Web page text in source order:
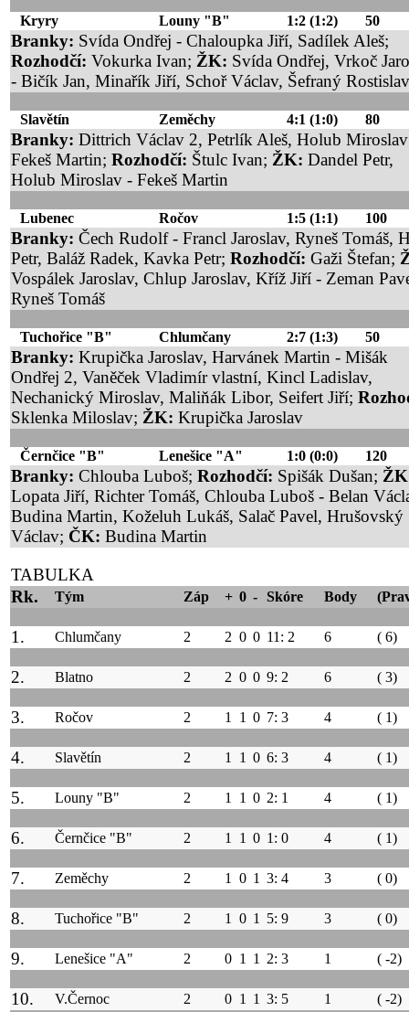
Kryry Louny "B" 1:2 (1:2) 50
Branky: Svída Ondřej - Chaloupka Jiří, Sadílek Aleš;
Rozhodčí: Vokurka Ivan; ŽK: Svída Ondřej, Vrkoč
- Bičík Jan, Minařík Jiří, Schoř Václav, Šefraný Rostislav
Slavětín Zeměchy 4:1 (1:0) 80
Branky: Dittrich Václav 2, Petrlík Aleš, Holub
Fekeš Martin; Rozhodčí: Štulc Ivan; ŽK: Dandel Petr,
Holub Miroslav - Fekeš Martin
Lubenec Ročov 1:5 (1:1) 100
Branky: Čech Rudolf - Francl Jaroslav, Ryneš Tomáš,
Petr, Baláž Radek, Kavka Petr; Rozhodčí: Gaži Štefan;
Vospálek Jaroslav, Chlup Jaroslav, Kříž Jiří - Zeman
Ryneš Tomáš
Tuchořice "B" Chlumčany 2:7 (1:3) 50
Branky: Krupička Jaroslav, Harvánek Martin - Mišák
Ondřej 2, Vaněček Vladimír vlastní, Kincl Ladislav,
Nechanický Miroslav, Maliňák Libor, Seifert Jiří;
Sklenka Miloslav; ŽK: Krupička Jaroslav
Černčice "B" Lenešice "A" 1:0 (0:0) 120
Branky: Chlouba Luboš; Rozhodčí: Spišák Dušan;
Lopata Jiří, Richter Tomáš, Chlouba Luboš - Belan
Budina Martin, Koželuh Lukáš, Salač Pavel, Hrušovský
Václav; ČK: Budina Martin
TABULKA
Rk.
Tým Záp + 0 - Skóre Body
1. Chlumčany 2 2 0 0 11: 2 6 ( 6)
2. Blatno 2 2 0 0 9: 2 6 ( 3)
3. Ročov 2 1 1 0 7: 3 4 ( 1)
4. Slavětín 2 1 1 0 6: 3 4 ( 1)
5. Louny "B" 2 1 1 0 2: 1 4 ( 1)
6. Černčice "B" 2 1 1 0 1: 0 4 ( 1)
7. Zeměchy 2 1 0 1 3: 4 3 ( 0)
8. Tuchořice "B" 2 1 0 1 5: 9 3 ( 0)
9. Lenešice "A" 2 0 1 1 2: 3 1 ( -2)
10. V.Černoc 2 0 1 1 3: 5 1 ( -2)